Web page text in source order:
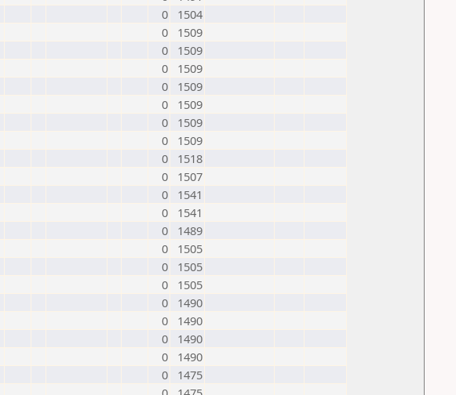
0
1504
0
1509
0
1509
0
1509
0
1509
0
1509
0
1509
0
1509
0
1518
0
1507
0
1541
0
1541
0
1489
0
1505
0
1505
0
1505
0
1490
0
1490
0
1490
0
1490
0
1475